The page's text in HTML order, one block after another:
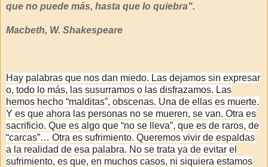
que no puede más, hasta que lo quiebra".
Macbeth, W. Shakespeare
Hay palabras que nos dan miedo. Las dejamos sin expresar
o, todo lo más, las susurramos o las disfrazamos. Las
hemos hecho “malditas”, obscenas. Una de ellas es muerte.
Y es que ahora las personas no se mueren, se van. Otra es
sacrificio. Que es algo que “no se lleva”, que es de raros, de
“carcas”… Otra es sufrimiento. Queremos vivir de espaldas
a la realidad de esa palabra. No se trata ya de evitar el
sufrimiento, es que, en muchos casos, ni siquiera estamos